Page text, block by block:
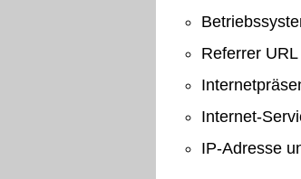
Referrer
Internet-
IP-Adresse